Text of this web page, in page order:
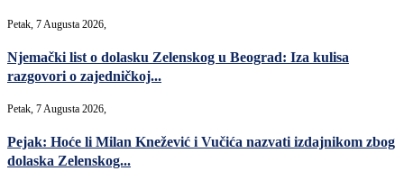
Petak, 7 Augusta 2026,
Njemački list o dolasku Zelenskog u Beograd: Iza kulisa
razgovori o zajedničkoj...
Petak, 7 Augusta 2026,
Pejak: Hoće li Milan Knežević i Vučića nazvati izdajnikom zbog
dolaska Zelenskog...